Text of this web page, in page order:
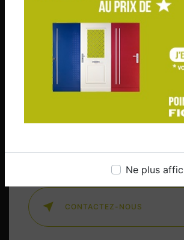
Ne plus
N'attendez pas que l'insécurité
problème. Protégez votre espace
avec l'expertise de SECURITEC.
dès maintenant pour discuter de
matière de portes blindées et
comment nous pouvons renforcer
CONTACTEZ-NOUS